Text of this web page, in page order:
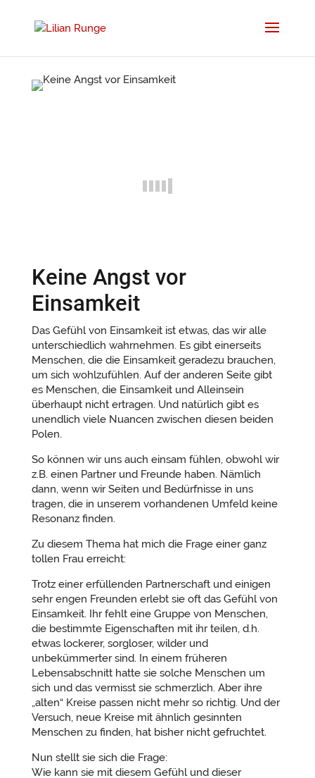
Keine Angst vor
Einsamkeit
Das Gefühl von Einsamkeit ist etwas, das wir alle
unterschiedlich wahrnehmen. Es gibt einerseits
Menschen, die die Einsamkeit geradezu brauchen,
um sich wohlzufühlen. Auf der anderen Seite gibt
es Menschen, die Einsamkeit und Alleinsein
überhaupt nicht ertragen. Und natürlich gibt es
unendlich viele Nuancen zwischen diesen beiden
Polen.
So können wir uns auch einsam fühlen, obwohl wir
z.B. einen Partner und Freunde haben. Nämlich
dann, wenn wir Seiten und Bedürfnisse in uns
tragen, die in unserem vorhandenen Umfeld keine
Resonanz finden.
Zu diesem Thema hat mich die Frage einer ganz
tollen Frau erreicht:
Trotz einer erfüllenden Partnerschaft und einigen
sehr engen Freunden erlebt sie oft das Gefühl von
Einsamkeit. Ihr fehlt eine Gruppe von Menschen,
die bestimmte Eigenschaften mit ihr teilen, d.h.
etwas lockerer, sorgloser, wilder und
unbekümmerter sind. In einem früheren
Lebensabschnitt hatte sie solche Menschen um
sich und das vermisst sie schmerzlich. Aber ihre
„alten“ Kreise passen nicht mehr so richtig. Und der
Versuch, neue Kreise mit ähnlich gesinnten
Menschen zu finden, hat bisher nicht gefruchtet.
Nun stellt sie sich die Frage:
Wie kann sie mit diesem Gefühl und dieser